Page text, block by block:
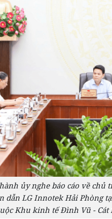
ủy nghe báo cáo về chủ
dẫn LG Innotek Hải Phòng
Khu kinh tế Đình Vũ - Cát